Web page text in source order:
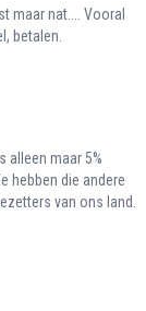
maar nat.... Vooral
betalen.
alleen maar 5%
hebben die andere
van ons land.